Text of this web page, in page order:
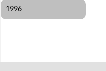
1996